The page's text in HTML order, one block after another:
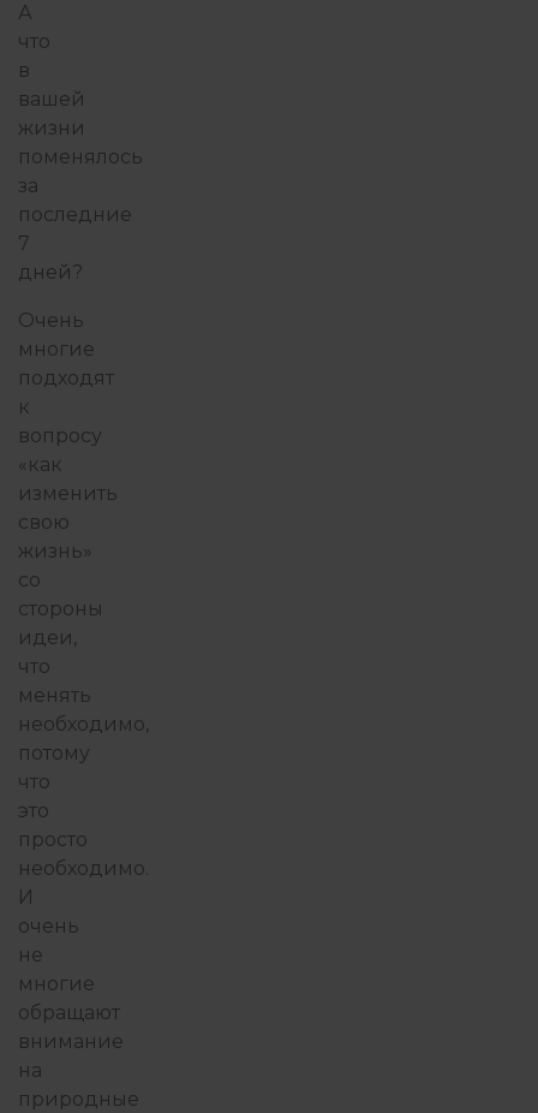
А
что
в
вашей
жизни
поменялось
за
последние
7
дней?
Очень
многие
подходят
к
вопросу
«как
изменить
свою
жизнь»
со
стороны
идеи,
что
менять
необходимо,
потому
что
это
просто
необходимо.
И
очень
не
многие
обращают
внимание
на
природные